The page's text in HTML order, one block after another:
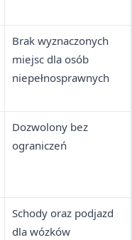
Brak wyznaczonych
miejsc dla osób
niepełnosprawnych
Dozwolony bez
ograniczeń
Schody oraz podjazd
dla wózków